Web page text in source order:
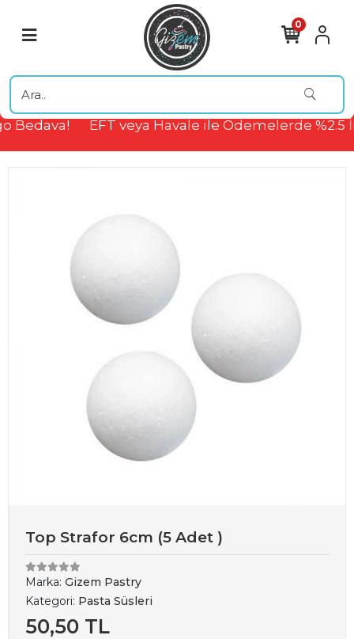
Bedava! EFT veya Havale ile Ödemelerde %2.5
0
Top Strafor 6cm (5 Adet )
Marka: Gizem Pastry
Kategori: Pasta Süsleri
50,50 TL